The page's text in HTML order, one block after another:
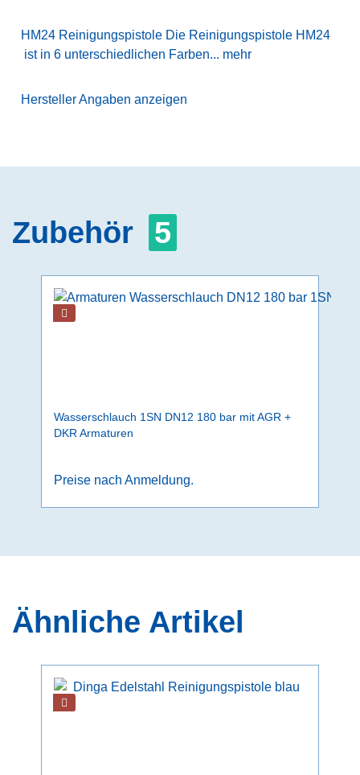
HM24 Reinigungspistole Die Reinigungspistole HM24
ist in 6 unterschiedlichen Farben... mehr
Hersteller Angaben anzeigen
Zubehör 5
Wasserschlauch 1SN DN12 180 bar mit AGR +
DKR Armaturen
Preise nach Anmeldung.
Ähnliche Artikel